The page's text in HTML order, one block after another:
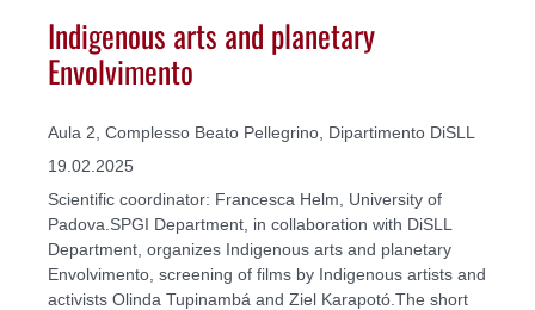
Indigenous arts and planetary
Envolvimento
Aula 2, Complesso Beato Pellegrino, Dipartimento DiSLL
19.02.2025
Scientific coordinator: Francesca Helm, University of
Padova.SPGI Department, in collaboration with DiSLL
Department, organizes Indigenous arts and planetary
Envolvimento, screening of films by Indigenous artists and
activists Olinda Tupinambá and Ziel Karapotó.The short